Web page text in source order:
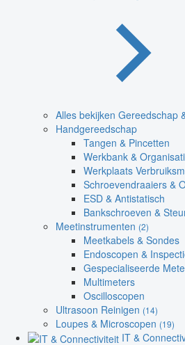
Alles bekijken Gereedschap
Handgereedschap
Tangen & Pincetten
Werkbank &
Werkplaats
Schroevendraaiers &
ESD & Antistatisch
Bankschroeven &
Meetinstrumenten (2)
Meetkabels & Sondes
Endoscopen &
Gespecialiseerde
Multimeters
Oscilloscopen
Ultrasoon Reinigen (14)
Loupes & Microscopen (19)
IT &